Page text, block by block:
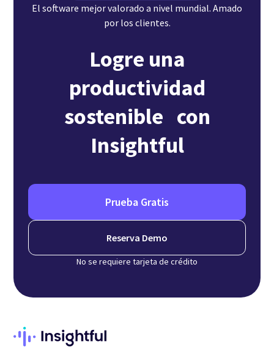
El software mejor valorado a nivel mundial. Amado
por los clientes.
Logre una
productividad
sostenible con
Insightful
Prueba Gratis
Reserva Demo
No se requiere tarjeta de crédito